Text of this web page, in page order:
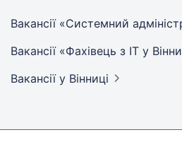
Вакансії «Системний
Вакансії «Фахівець з ІТ у
Вакансії у Вінниці